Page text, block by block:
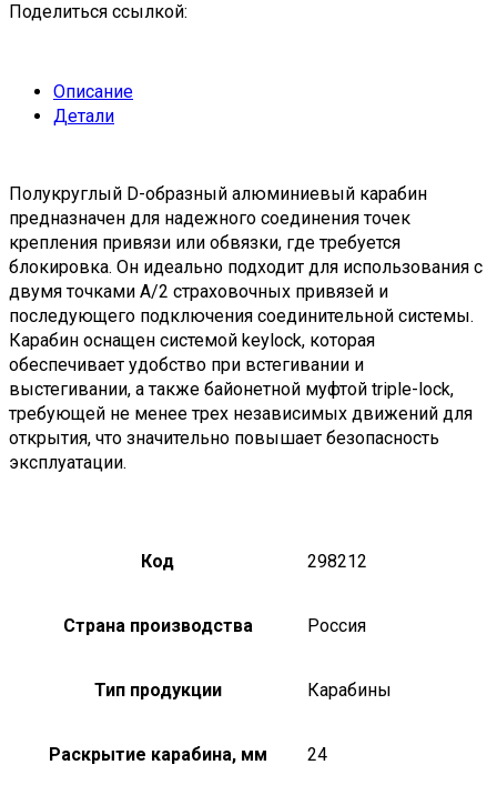
Поделиться ссылкой:
Описание
Детали
Полукруглый D-образный алюминиевый карабин
предназначен для надежного соединения точек
крепления привязи или обвязки, где требуется
блокировка. Он идеально подходит для использования с
двумя точками А/2 страховочных привязей и
последующего подключения соединительной системы.
Карабин оснащен системой keylock, которая
обеспечивает удобство при встегивании и
выстегивании, а также байонетной муфтой triple-lock,
требующей не менее трех независимых движений для
открытия, что значительно повышает безопасность
эксплуатации.
Код 298212
Страна производства Россия
Тип продукции Карабины
Раскрытие карабина, мм 24